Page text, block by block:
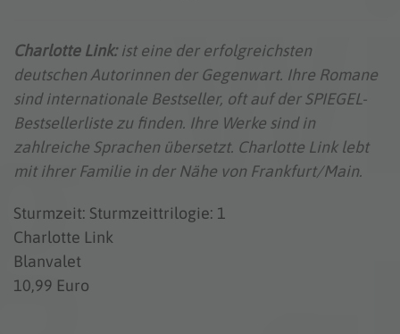
Charlotte Link:ist eine der erfolgreichsten
deutschen Autorinnen der Gegenwart. Ihre Romane
sind internationale Bestseller, oft auf der SPIEGEL-
Bestsellerliste zu finden. Ihre Werke sind in
zahlreiche Sprachen übersetzt. Charlotte Link lebt
mit ihrer Familie in der Nähe von Frankfurt/Main.
Sturmzeit: Sturmzeittrilogie: 1
Charlotte Link
Blanvalet
10,99 Euro